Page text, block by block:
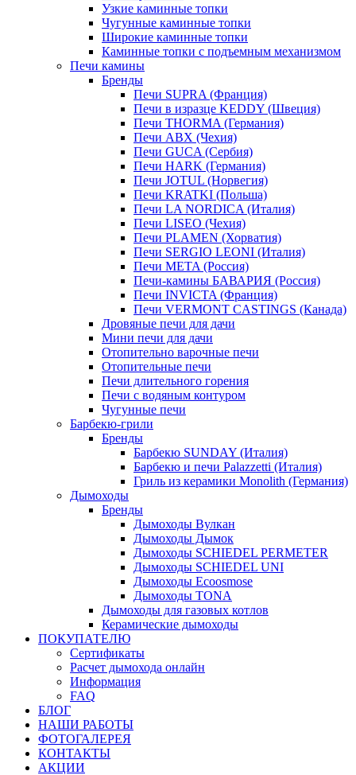
Узкие каминные топки
Чугунные каминные топки
Широкие каминные топки
Каминные топки с подъемным механизмом
Печи камины
Бренды
Печи SUPRA (Франция)
Печи в изразце KEDDY (Швеция)
Печи THORMA (Германия)
Печи ABX (Чехия)
Печи GUCA (Сербия)
Печи HARK (Германия)
Печи JOTUL (Норвегия)
Печи KRATKI (Польша)
Печи LA NORDICA (Италия)
Печи LISEO (Чехия)
Печи PLAMEN (Хорватия)
Печи SERGIO LEONI (Италия)
Печи META (Россия)
Печи-камины БАВАРИЯ (Россия)
Печи INVICTA (Франция)
Печи VERMONT CASTINGS (Канада)
Дровяные печи для дачи
Мини печи для дачи
Отопительно варочные печи
Отопительные печи
Печи длительного горения
Печи с водяным контуром
Чугунные печи
Барбекю-грили
Бренды
Барбекю SUNDAY (Италия)
Барбекю и печи Palazzetti (Италия)
Гриль из керамики Monolith (Германия)
Дымоходы
Бренды
Дымоходы Вулкан
Дымоходы Дымок
Дымоходы SCHIEDEL PERMETER
Дымоходы SCHIEDEL UNI
Дымоходы Ecoosmose
Дымоходы TONA
Дымоходы для газовых котлов
Керамические дымоходы
ПОКУПАТЕЛЮ
Сертификаты
Расчет дымохода онлайн
Информация
FAQ
БЛОГ
НАШИ РАБОТЫ
ФОТОГАЛЕРЕЯ
КОНТАКТЫ
АКЦИИ